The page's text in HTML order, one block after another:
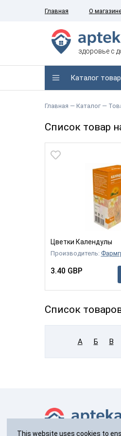
This website uses cookies to
Главная О
здоровье с
Каталог
Главная — Каталог —
Список товар
Цветки Календулы
Производитель:
3.40 GBP
Список
А Б В
здоровье с